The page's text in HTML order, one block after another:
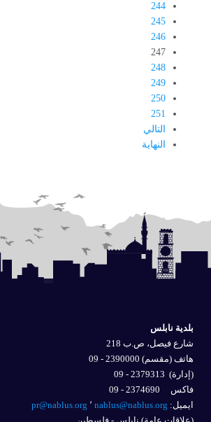
244
245
246
247
248
249
250
251
التالي
النهاية
بلدية نابلس
شارع فيصل، ص.ب 218
هاتف (مقسم) 2390000 - 09
(إدارة)
فاكس 2374690 - 09
ايميل: nablus@nablus.org
pr@nablus.org